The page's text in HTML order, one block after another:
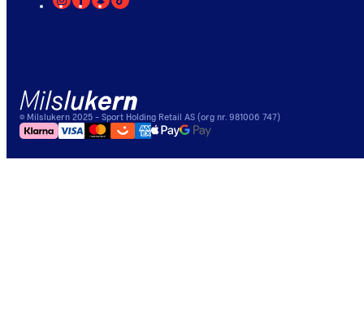
© Milslukern 2025 - Sport Holding Retail AS (org nr. 981006 747)